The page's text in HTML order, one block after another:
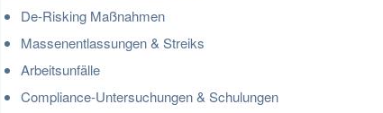
De-Risking Maßnahmen
Massenentlassungen & Streiks
Arbeitsunfälle
Compliance-Untersuchungen & Schulungen